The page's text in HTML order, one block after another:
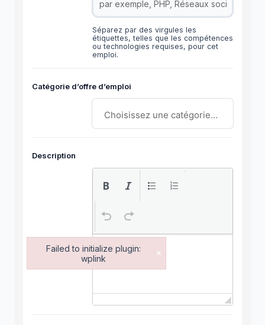
Séparez par des virgules les
étiquettes, telles que les compétences
ou technologies requises, pour cet
emploi.
Catégorie d’offre d’emploi
Description
Failed to initialize plugin:
wplink
×
Failed to initialize plugin: wplink